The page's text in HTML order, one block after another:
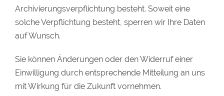
Archivierungsverpflichtung besteht. Soweit eine
solche Verpflichtung besteht, sperren wir Ihre Daten
auf Wunsch.
Sie können Änderungen oder den Widerruf einer
Einwilligung durch entsprechende Mitteilung an uns
mit Wirkung für die Zukunft vornehmen.